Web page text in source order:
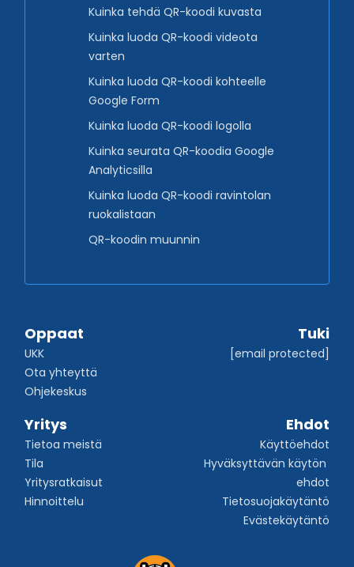
Kuinka tehdä QR-koodi kuvasta
Kuinka luoda QR-koodi videota
varten
Kuinka luoda QR-koodi kohteelle
Google Form
Kuinka luoda QR-koodi logolla
Kuinka seurata QR-koodia Google
Analyticsilla
Kuinka luoda QR-koodi ravintolan
ruokalistaan
QR-koodin muunnin
Oppaat
UKK
Ota yhteyttä
Ohjekeskus
Tuki
[email protected]
Yritys
Tietoa meistä
Tila
Yritysratkaisut
Hinnoittelu
Ehdot
Käyttöehdot
Hyväksyttävän käytön
ehdot
Tietosuojakäytäntö
Evästekäytäntö